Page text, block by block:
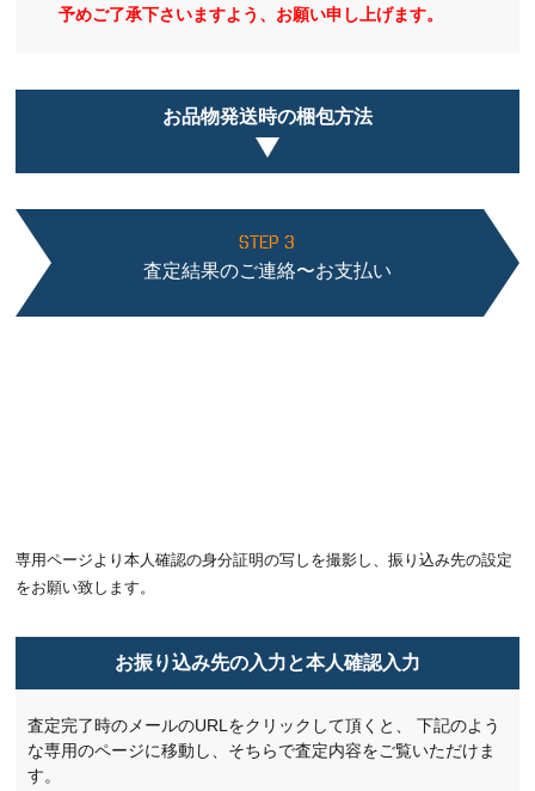
予めご了承下さいますよう、お願い申し上げます。
お品物発送時の梱包方法
STEP 3
査定結果のご連絡〜お支払い
専用ページより本人確認の身分証明の写しを撮影し、振り込み先の設定
をお願い致します。
お振り込み先の入力と本人確認入力
査定完了時のメールのURLをクリックして頂くと、
下記のよう
な専用のページに移動し、そちらで査定内容をご覧いただけま
す。